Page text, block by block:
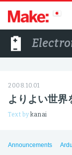
2008.10.01
よりよい世
Text bykanai
Announcements